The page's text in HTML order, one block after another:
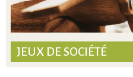
JEUX DE SOCIÉTÉ